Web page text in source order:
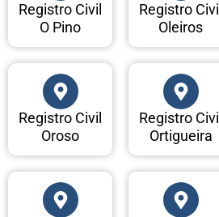
Registro Civil
O Pino
Registro Civil
Oleiros
Registro Civil
Oroso
Registro Civil
Ortigueira